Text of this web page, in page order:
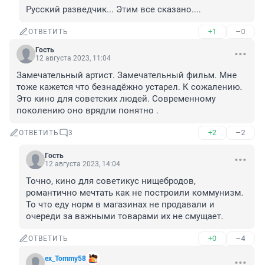
Русский разведчик... Этим все сказано....
ОТВЕТИТЬ +1 –0
Гость
12 августа 2023, 11:04
Замечательный артист. Замечательный фильм. Мне
тоже кажется что безнадёжно устарел. К сожалению.
Это кино для советских людей. Современному
поколению оно врядли понятно .
ОТВЕТИТЬ 3 +2 –2
Гость
12 августа 2023, 14:04
Точно, кино для советикус нищебродов,
романтично мечтать как не построили коммунизм.
То что еду норм в магазинах не продавали и
очереди за важными товарами их не смущает.
ОТВЕТИТЬ +0 –4
ex_Tommy58